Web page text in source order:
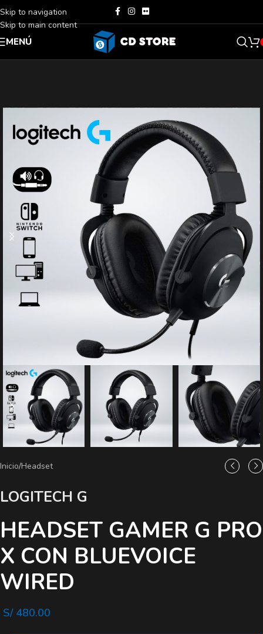
Skip to navigation
Skip to main content
MENÚ
Inicio/Headset
LOGITECH G
HEADSET GAMER G PRO
X CON BLUEVOICE
WIRED
S/480.00